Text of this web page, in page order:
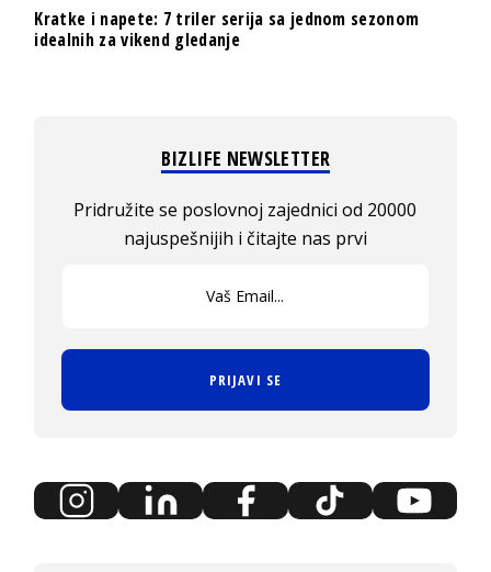
Kratke i napete: 7 triler serija sa jednom sezonom
idealnih za vikend gledanje
BIZLIFE NEWSLETTER
Pridružite se poslovnoj zajednici od 20000
najuspešnijih i čitajte nas prvi
PRIJAVI SE